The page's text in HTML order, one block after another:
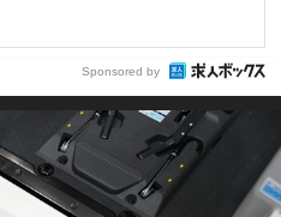
Sponsored by